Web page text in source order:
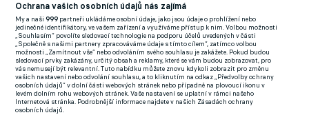
všechno neplní tak, jak by si trenér představoval. Tím pádem
dostávám šanci ještě pořád já, na druhou stranu já se tam taky
nemůžu jen procházet a nic nepředvádět, musím si to zasloužit.
Samozřejmě, když přijde někdo mladší, bude lepší, tak je jasné,
že bude hrát, protože to tomu týmu pomůže, a to je
nejdůležitější.“
Ochrana vašich osobních údajů nás zajímá
My a naši999 partneři ukládáme osobní údaje, jako jsou údaje o prohlížení nebo
jedinečné identifikátory, ve vašem zařízení a využíváme přístup k nim. Volbou možnosti
„Souhlasím“ povolíte sledovací technologie na podporu účelů uvedených v části
„Společně s našimi partnery zpracováváme údaje s tímto cílem“, zatímco volbou
možnosti „Zamítnout vše“ nebo odvoláním svého souhlasu je zakážete. Pokud budou
sledovací prvky zakázány, určitý obsah a reklamy, které se vám budou zobrazovat, pro
vás nemusejí být relevantní. Tuto nabídku můžete znovu kdykoli zobrazit pro změnu
vašich nastavení nebo odvolání souhlasu, a to kliknutím na odkaz „Předvolby ochrany
osobních údajů“ v dolní části webových stránek nebo případně na plovoucí ikonu v
levém dolním rohu webových stránek. Vaše nastavení se uplatní v rámci našeho
Internetová stránka. Podrobnější informace najdete v našich Zásadách ochrany
osobních údajů.